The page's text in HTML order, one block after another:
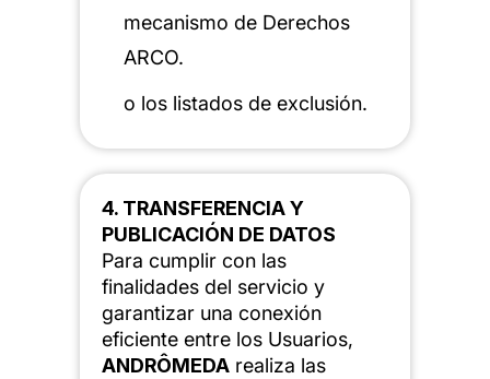
mecanismo de Derechos
ARCO.
o los listados de exclusión.
4. TRANSFERENCIA Y
PUBLICACIÓN DE DATOS
Para cumplir con las
finalidades del servicio y
garantizar una conexión
eficiente entre los Usuarios,
ANDRÔMEDArealiza las